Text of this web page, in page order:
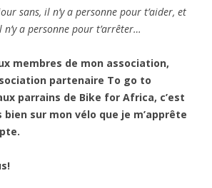
sans, il n’y a personne pour t’aider, et
n’y a personne pour t’arrêter…
membres de mon association,
partenaire To go to
parrains de Bike for Africa, c’est
sur mon vélo que je m’apprête